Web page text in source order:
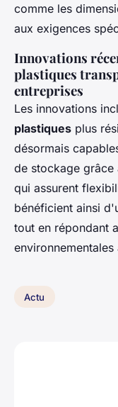
comme les
aux exigences
Innovations
plastiques
entreprises
Les innovations
plastiques plus
désormais
de stockage grâce
qui assurent
bénéficient ainsi
tout en répondant
environnementales
Actu